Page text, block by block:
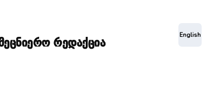
რედაქცია
English